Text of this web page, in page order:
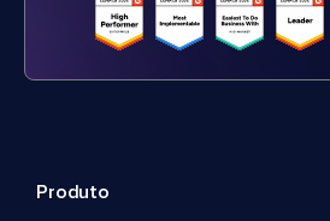
Produto